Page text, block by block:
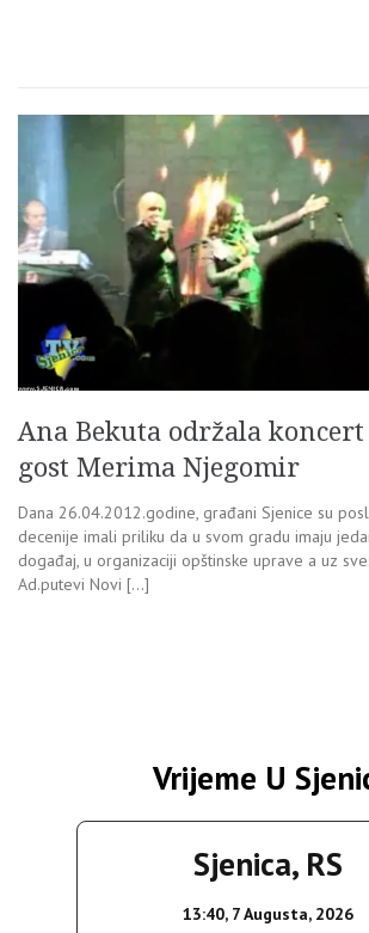
Ana Bekuta održala koncert
gost Merima Njegomir
Dana 26.04.2012.godine, građani Sjenice su
decenije imali priliku da u svom gradu imaju
događaj, u organizaciji opštinske uprave a uz
Ad.putevi Novi […]
Vrijeme U
Sjenica, RS
13:40, 7 Augusta, 2026